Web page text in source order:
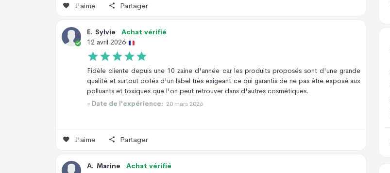
J'aime Partager
E. Sylvie
Achat vérifié
12 avril 2026
Fidèle cliente depuis une 10 zaine d'année car les produits proposés sont d'une grande
qualité et surtout dotés d'un label très exigeant ce qui garantis de ne pas être exposé aux
polluants et toxiques que l'on peut retrouver dans d'autres cosmétiques.
- Date de l'expérience: 20 mars 2026
J'aime Partager
A. Marine
Achat vérifié